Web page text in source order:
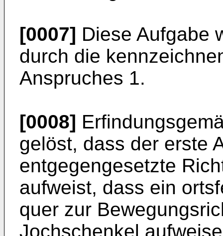
[0007] Diese Aufgabe
durch die
Anspruches 1.
[0008]
gelöst, dass der erste
entgegengesetzte
aufweist, dass ein
quer zur
Jochschenkel